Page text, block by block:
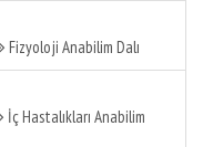
Fizyoloji Anabilim Dalı
İç Hastalıkları Anabilim